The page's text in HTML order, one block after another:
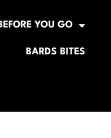
YOU GO
BARDS BITES